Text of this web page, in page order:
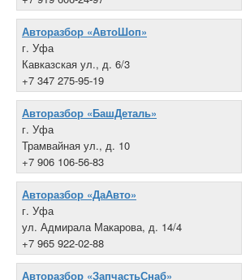
Авторазбор «АвтоШоп»
г. Уфа
Кавказская ул., д. 6/3
+7 347 275-95-19
Авторазбор «БашДеталь»
г. Уфа
Трамвайная ул., д. 10
+7 906 106-56-83
Авторазбор «ДаАвто»
г. Уфа
ул. Адмирала Макарова, д. 14/4
+7 965 922-02-88
Авторазбор «ЗапчастьСнаб»